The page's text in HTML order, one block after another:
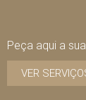
Peça aqui a
VER